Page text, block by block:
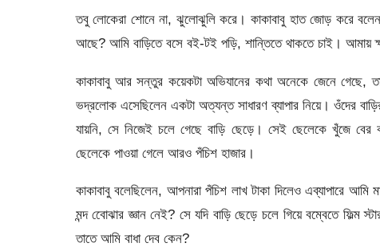
তবু লোকেরা শোনে না, ঝুলোঝুলি করে। কাকাবাবু হাত জোড় করে
আছে? আমি বাড়িতে বসে বই-টই পড়ি, শান্তিতে থাকতে চাই। আমায়
কাকাবাবু আর সন্তুর কয়েকটা অভিযানের কথা অনেকে জেনে গেছে,
ভদ্রলোক এসেছিলেন একটা অত্যন্ত সাধারণ ব্যাপার নিয়ে। ওঁদের
যায়নি, সে নিজেই চলে গেছে বাড়ি ছেড়ে। সেই ছেলেকে খুঁজে বের
ছেলেকে পাওয়া গেলে আরও পঁচিশ হাজার।
কাকাবাবু বলেছিলেন, আপনারা পঁচিশ লাখ টাকা দিলেও এব্যাপারে
মন্দ বোেঝার জ্ঞান নেই? সে যদি বাড়ি ছেড়ে চলে গিয়ে বম্বেতে ফিল্ম
তাতে আমি বাধা দেব কেন?